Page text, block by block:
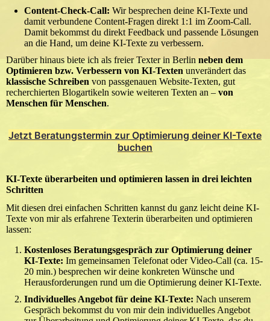
Content-Check-Call: Wir besprechen deine KI-Texte und
damit verbundene Content-Fragen direkt 1:1 im Zoom-Call.
Damit bekommst du direkt Feedback und passende Lösungen
an die Hand, um deine KI-Texte zu verbessern.
Darüber hinaus biete ich als freier Texter in Berlin neben dem
Optimieren bzw. Verbessern von KI-Texten unverändert das
klassische Schreiben von passgenauen Website-Texten, gut
recherchierten Blogartikeln sowie weiteren Texten an – von
Menschen für Menschen.
Jetzt Beratungstermin zur Optimierung deiner KI-Texte
buchen
KI-Texte überarbeiten und optimieren lassen in drei leichten
Schritten
Mit diesen drei einfachen Schritten kannst du ganz leicht deine KI-
Texte von mir als erfahrene Texterin überarbeiten und optimieren
lassen:
Kostenloses Beratungsgespräch zur Optimierung deiner
KI-Texte: Im gemeinsamen Telefonat oder Video-Call (ca. 15-
20 min.) besprechen wir deine konkreten Wünsche und
Herausforderungen rund um die Optimierung deiner KI-Texte.
Individuelles Angebot für deine KI-Texte: Nach unserem
Gespräch bekommst du von mir dein individuelles Angebot